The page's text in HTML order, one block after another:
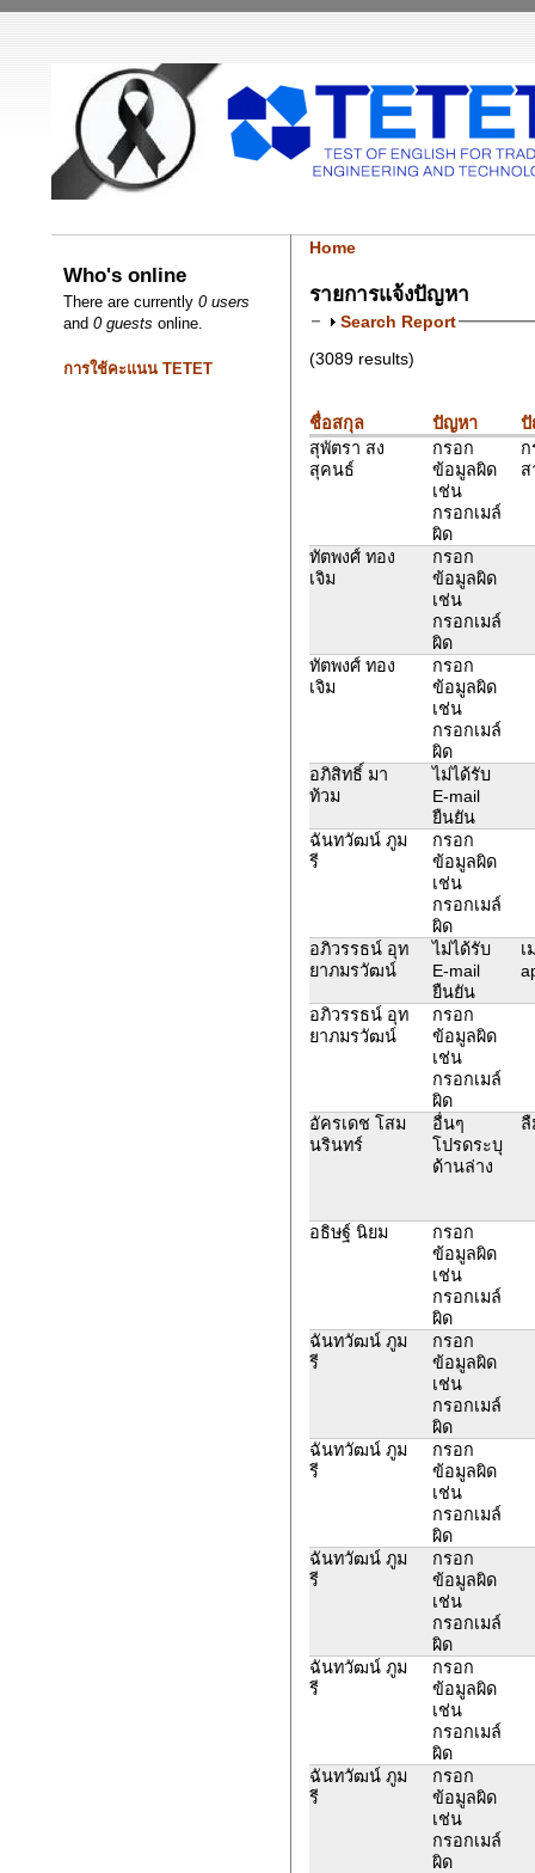
Who's online
There are currently0 users
and0 guests online.
การใช้คะแนน TETET
Home
รายการแจ้งปัญหา
Search Report
(3089 results)
ชื่อสกุล ปัญหา
ปั
สุพัตรา สง
สุคนธ์
กรอก
ข้อมูลผิด
เช่น
กรอกเมล์
ผิด
ก
ส
ทัตพงศ์ ทอง
เจิม
กรอก
ข้อมูลผิด
เช่น
กรอกเมล์
ผิด
ทัตพงศ์ ทอง
เจิม
กรอก
ข้อมูลผิด
เช่น
กรอกเมล์
ผิด
อภิสิทธิ์ มา
ท้วม
ไม่ได้รับ
E-mail
ยืนยัน
ฉันทวัฒน์ ภูม
รี
กรอก
ข้อมูลผิด
เช่น
กรอกเมล์
ผิด
อภิวรรธน์ อุท
ยาภมรวัฒน์
ไม่ได้รับ
E-mail
ยืนยัน
เ
อภิวรรธน์ อุท
ยาภมรวัฒน์
กรอก
ข้อมูลผิด
เช่น
กรอกเมล์
ผิด
อัครเดช โสม
นรินทร์
อื่นๆ
โปรดระบุ
ด้านล่าง
ลื
อธิษฐ์ นิยม
กรอก
ข้อมูลผิด
เช่น
กรอกเมล์
ผิด
ฉันทวัฒน์ ภูม
รี
กรอก
ข้อมูลผิด
เช่น
กรอกเมล์
ผิด
ฉันทวัฒน์ ภูม
รี
กรอก
ข้อมูลผิด
เช่น
กรอกเมล์
ผิด
ฉันทวัฒน์ ภูม
รี
กรอก
ข้อมูลผิด
เช่น
กรอกเมล์
ผิด
ฉันทวัฒน์ ภูม
รี
กรอก
ข้อมูลผิด
เช่น
กรอกเมล์
ผิด
ฉันทวัฒน์ ภูม
รี
กรอก
ข้อมูลผิด
เช่น
กรอกเมล์
ผิด